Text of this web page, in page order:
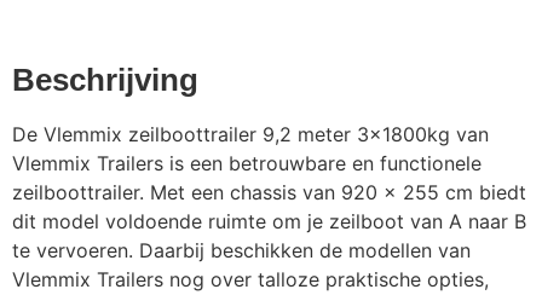
(=130cm)
Lichtmetalen velg 14inch € 211,75
Neuswiel 60mm
Beschrijving
De Vlemmix zeilboottrailer 9,2 meter 3x1800kg van
Vlemmix Trailers is een betrouwbare en functionele
zeilboottrailer. Met een chassis van 920 x 255 cm biedt
dit model voldoende ruimte om je zeilboot van A naar B
te vervoeren. Daarbij beschikken de modellen van
Vlemmix Trailers nog over talloze praktische opties,